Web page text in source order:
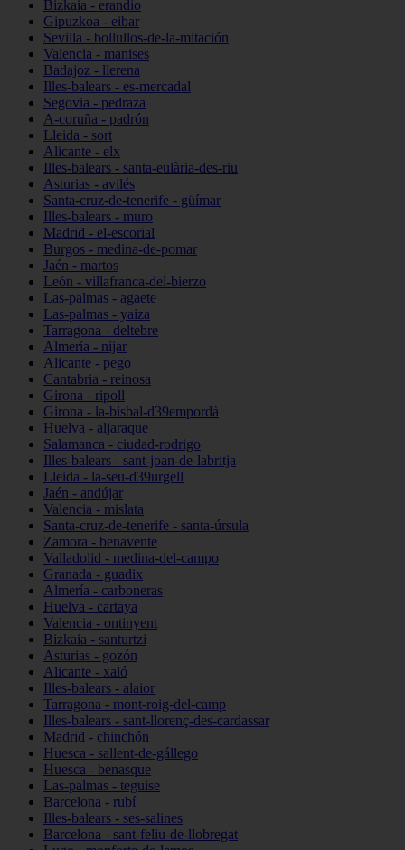
Bizkaia - erandio
Gipuzkoa - eibar
Sevilla - bollullos-de-la-mitación
Valencia - manises
Badajoz - llerena
Illes-balears - es-mercadal
Segovia - pedraza
A-coruña - padrón
Lleida - sort
Alicante - elx
Illes-balears - santa-eulària-des-riu
Asturias - avilés
Santa-cruz-de-tenerife - güímar
Illes-balears - muro
Madrid - el-escorial
Burgos - medina-de-pomar
Jaén - martos
León - villafranca-del-bierzo
Las-palmas - agaete
Las-palmas - yaiza
Tarragona - deltebre
Almería - níjar
Alicante - pego
Cantabria - reinosa
Girona - ripoll
Girona - la-bisbal-d39empordà
Huelva - aljaraque
Salamanca - ciudad-rodrigo
Illes-balears - sant-joan-de-labritja
Lleida - la-seu-d39urgell
Jaén - andújar
Valencia - mislata
Santa-cruz-de-tenerife - santa-úrsula
Zamora - benavente
Valladolid - medina-del-campo
Granada - guadix
Almería - carboneras
Huelva - cartaya
Valencia - ontinyent
Bizkaia - santurtzi
Asturias - gozón
Alicante - xaló
Illes-balears - alaior
Tarragona - mont-roig-del-camp
Illes-balears - sant-llorenç-des-cardassar
Madrid - chinchón
Huesca - sallent-de-gállego
Huesca - benasque
Las-palmas - teguise
Barcelona - rubí
Illes-balears - ses-salines
Barcelona - sant-feliu-de-llobregat